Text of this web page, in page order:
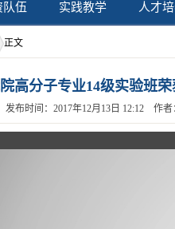
队伍 实践教学 人才
正文
高分子专业14级实验班
发布时间：2017年12月13日 12:12